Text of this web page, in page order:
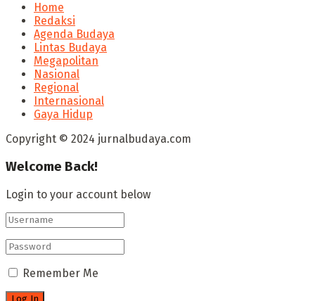
Home
Redaksi
Agenda Budaya
Lintas Budaya
Megapolitan
Nasional
Regional
Internasional
Gaya Hidup
Copyright © 2024 jurnalbudaya.com
Welcome Back!
Login to your account below
Remember Me